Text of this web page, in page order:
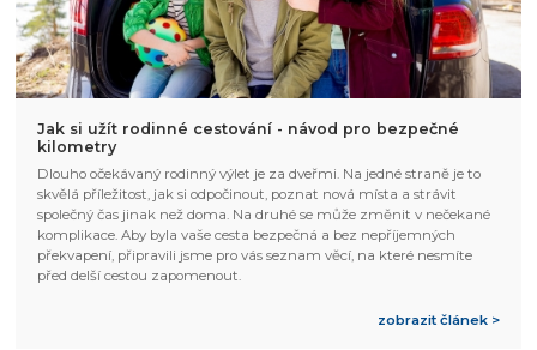
Jak si užít rodinné cestování - návod pro bezpečné
kilometry
Dlouho očekávaný rodinný výlet je za dveřmi. Na jedné straně je to
skvělá příležitost, jak si odpočinout, poznat nová místa a strávit
společný čas jinak než doma. Na druhé se může změnit v nečekané
komplikace. Aby byla vaše cesta bezpečná a bez nepříjemných
překvapení, připravili jsme pro vás seznam věcí, na které nesmíte
před delší cestou zapomenout.
zobrazit článek >